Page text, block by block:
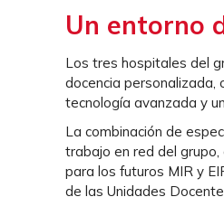
Un entorno
Los tres hospitales del
docencia personalizada,
tecnología avanzada y
La combinación de
trabajo en red del
para los futuros MIR y
de las Unidades